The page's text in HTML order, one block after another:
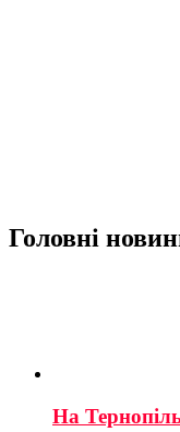
Головні
На